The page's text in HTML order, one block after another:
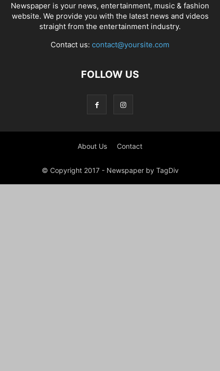
Newspaper is your news, entertainment, music & fashion
website. We provide you with the latest news and videos
straight from the entertainment industry.
Contact us: contact@yoursite.com
FOLLOW US
About Us Contact
© Copyright 2017 - Newspaper by TagDiv